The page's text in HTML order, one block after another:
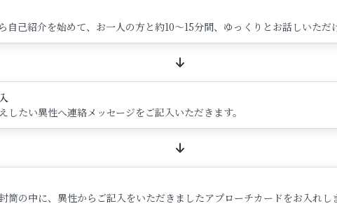
自己紹介を始めて、お一人の方と約10～15分間、ゆっくりとお話しいただ
したい異性へ連絡メッセージをご記入いただきます。
筒の中に、異性からご記入をいただきましたアプローチカードをお入れし